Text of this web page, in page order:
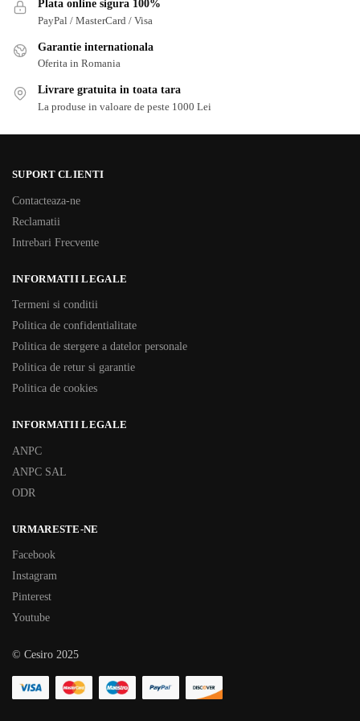
Plata online sigura 100%
PayPal / MasterCard / Visa
Garantie internationala
Oferita in Romania
Livrare gratuita in toata tara
La produse in valoare de peste 1000 Lei
SUPORT CLIENTI
Contacteaza-ne
Reclamatii
Intrebari Frecvente
INFORMATII LEGALE
Termeni si conditii
Politica de confidentialitate
Politica de stergere a datelor personale
Politica de retur si garantie
Politica de cookies
INFORMATII LEGALE
ANPC
ANPC SAL
ODR
URMARESTE-NE
Facebook
Instagram
Pinterest
Youtube
© Cesiro 2025